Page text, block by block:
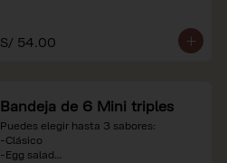
referenciales.
S/ 54.00
Bandeja de 6 Mini triples
Puedes elegir hasta 3 sabores:
-Clásico
-Egg salad